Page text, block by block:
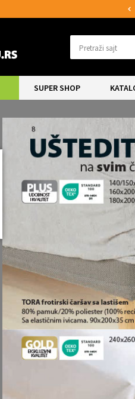
Pretraži sajt
SUPER SHOP